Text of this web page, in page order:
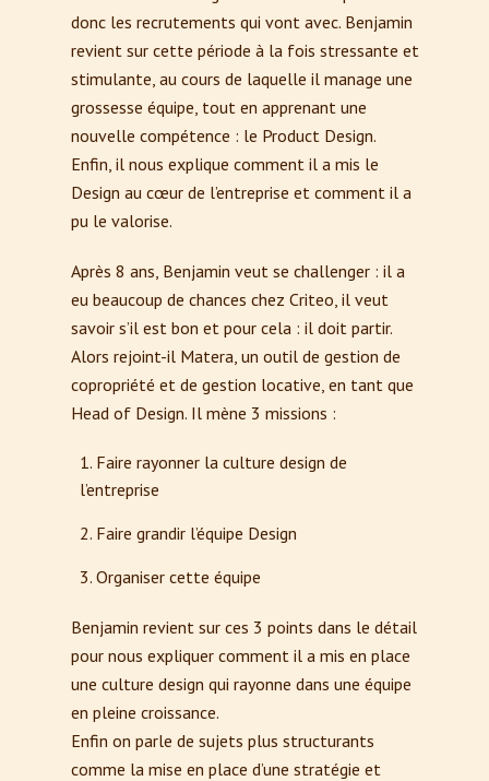
donc les recrutements qui vont avec. Benjamin
revient sur cette période à la fois stressante et
stimulante, au cours de laquelle il manage une
grossesse équipe, tout en apprenant une
nouvelle compétence : le Product Design.
Enfin, il nous explique comment il a mis le
Design au cœur de l’entreprise et comment il a
pu le valorise.
Après 8 ans, Benjamin veut se challenger : il a
eu beaucoup de chances chez Criteo, il veut
savoir s’il est bon et pour cela : il doit partir.
Alors rejoint-il Matera, un outil de gestion de
copropriété et de gestion locative, en tant que
Head of Design. Il mène 3 missions :
Faire rayonner la culture design de
l’entreprise
Faire grandir l’équipe Design
Organiser cette équipe
Benjamin revient sur ces 3 points dans le détail
pour nous expliquer comment il a mis en place
une culture design qui rayonne dans une équipe
en pleine croissance.
Enfin on parle de sujets plus structurants
comme la mise en place d’une stratégie et